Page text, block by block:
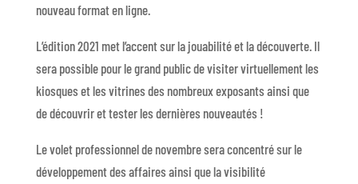
nouveau format en ligne.
L’édition 2021 met l’accent sur la jouabilité et la découverte. Il
sera possible pour le grand public de visiter virtuellement les
kiosques et les vitrines des nombreux exposants ainsi que
de découvrir et tester les dernières nouveautés !
Le volet professionnel de novembre sera concentré sur le
développement des affaires ainsi que la visibilité